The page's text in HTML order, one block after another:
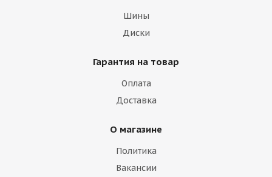
Шины
Диски
Гарантия на товар
Оплата
Доставка
О магазине
Политика
Вакансии